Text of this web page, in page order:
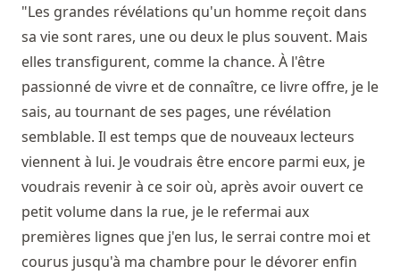
"Les grandes révélations qu'un homme reçoit dans
sa vie sont rares, une ou deux le plus souvent. Mais
elles transfigurent, comme la chance. À l'être
passionné de vivre et de connaître, ce livre offre, je le
sais, au tournant de ses pages, une révélation
semblable. Il est temps que de nouveaux lecteurs
viennent à lui. Je voudrais être encore parmi eux, je
voudrais revenir à ce soir où, après avoir ouvert ce
petit volume dans la rue, je le refermai aux
premières lignes que j'en lus, le serrai contre moi et
courus jusqu'à ma chambre pour le dévorer enfin